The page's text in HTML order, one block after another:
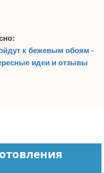
к бежевым обоям -
идеи и отзывы